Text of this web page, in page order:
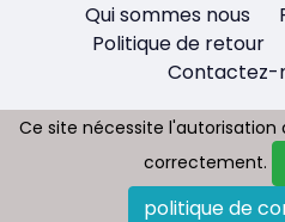
Qui sommes nous
Politique de retour
Contactez-
Copyright © 2026 -
Ce site nécessite
correctement.
politique de
Ce site nécessite
correctement.
politique de